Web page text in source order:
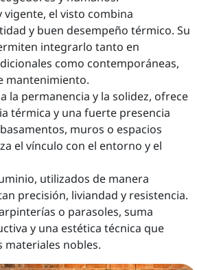
vigente, el visto combina
y buen desempeño térmico. Su
integrarlo tanto en
como contemporáneas,
mantenimiento.
la permanencia y la solidez, ofrece
térmica y una fuerte presencia
muros o espacios
el vínculo con el entorno y el
utilizados de manera
precisión, liviandad y resistencia.
o parasoles, suma
y una estética técnica que
nobles.